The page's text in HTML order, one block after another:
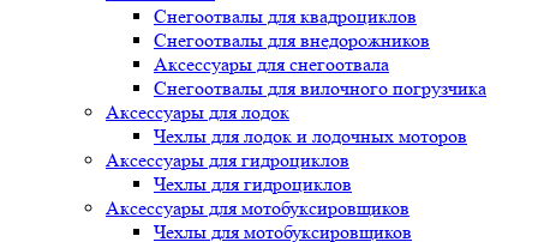
Снегоотвалы для квадроциклов
Снегоотвалы для внедорожников
Аксессуары для снегоотвала
Снегоотвалы для вилочного погрузчика
Аксессуары для лодок
Чехлы для лодок и лодочных моторов
Аксессуары для гидроциклов
Чехлы для гидроциклов
Аксессуары для мотобуксировщиков
Чехлы для мотобуксировщиков